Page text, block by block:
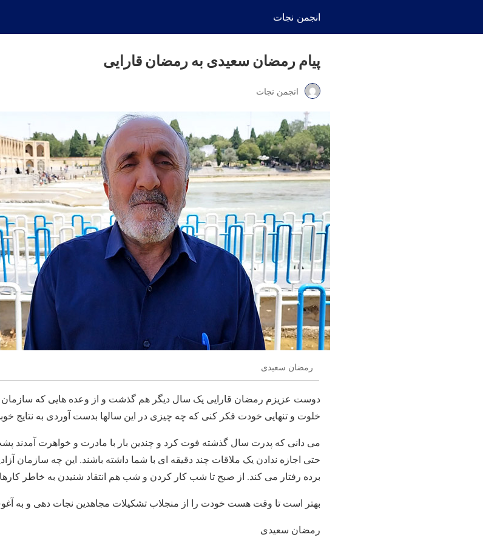
انجمن نجات
پیام رمضان سعیدی به رمضان قارایی
انجمن نجات
رمضان سعیدی
دوست عزیزم رمضان قارایی یک سال دیگر هم گذشت و از وعده هایی که سازمان
خلوت و تنهایی خودت فکر کنی که چه چیزی در این سالها بدست آوردی به نتایج
می دانی که پدرت سال گذشته فوت کرد و چندین بار با مادرت و خواهرت
حتی اجازه ندادن یک ملاقات چند دقیقه ای با شما داشته باشند. این چه سازمان
برده رفتار می کند. از صبح تا شب کار کردن و شب هم انتقاد شنیدن به خاطر
بهتر است تا وقت هست خودت را از منجلاب تشکیلات مجاهدین نجات دهی و به
رمضان سعیدی